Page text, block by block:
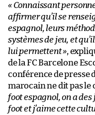
« Connaissant
affirmer qu’il se
espagnol, leurs
systèmes de jeu, et
lui permettent »,
de la FC Barcelone
conférence de presse
marocain ne dit pas le
foot espagnol, on a des
foot et j’aime cette